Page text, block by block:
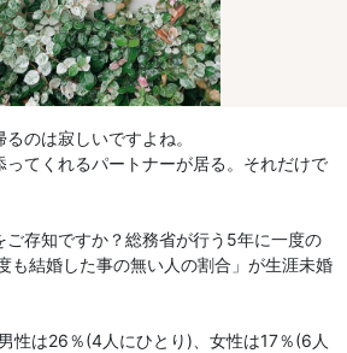
のは寂しいですよね。
てくれるパートナーが居る。それだけで
ご存知ですか？総務省が行う5年に一度の
も結婚した事の無い人の割合」が生涯未婚
性は26％(4人にひとり)、女性は17％(6人